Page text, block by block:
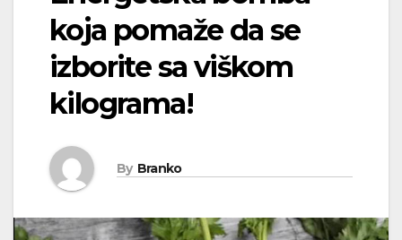
koja pomaže da se
izborite sa viškom
kilograma!
By Branko